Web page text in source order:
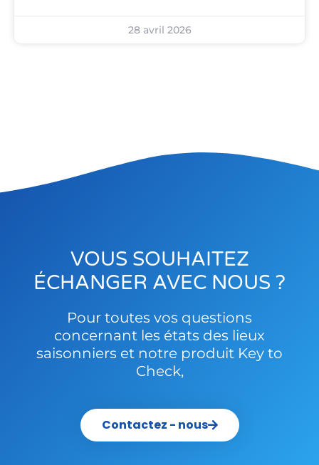
28 avril 2026
VOUS SOUHAITEZ
ÉCHANGER AVEC NOUS ?
Pour toutes vos questions
concernant les états des lieux
saisonniers et notre produit Key to
Check,
Contactez - nous